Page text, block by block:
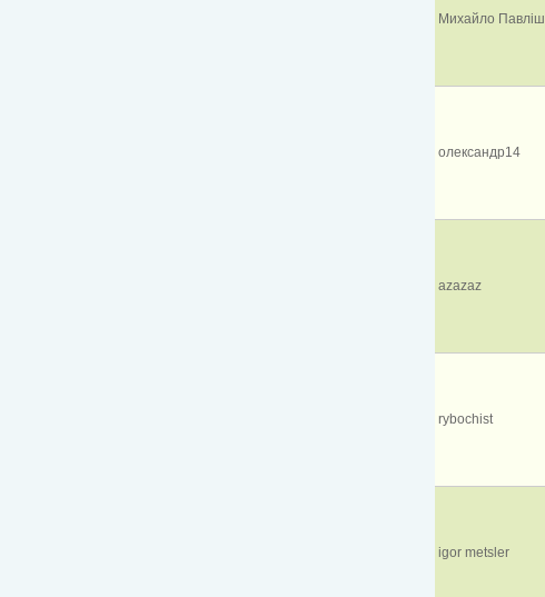
Михайло Павліш
олександр14
azazaz
rybochist
igor metsler